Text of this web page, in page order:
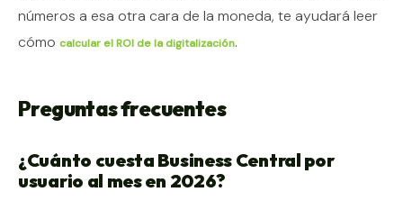
números a esa otra cara de la moneda, te ayudará leer
cómo calcular el ROI de la digitalización.
Preguntas frecuentes
¿Cuánto cuesta Business Central por
usuario al mes en 2026?